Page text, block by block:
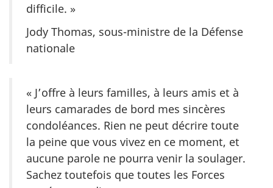
difficile. »
Jody Thomas, sous-ministre de la Défense
nationale
« J’offre à leurs familles, à leurs amis et à
leurs camarades de bord mes sincères
condoléances. Rien ne peut décrire toute
la peine que vous vivez en ce moment, et
aucune parole ne pourra venir la soulager.
Sachez toutefois que toutes les Forces